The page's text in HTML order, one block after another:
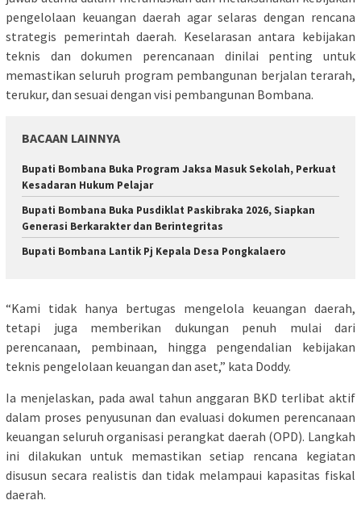
pengelolaan keuangan daerah agar selaras dengan rencana
strategis pemerintah daerah. Keselarasan antara kebijakan
teknis dan dokumen perencanaan dinilai penting untuk
memastikan seluruh program pembangunan berjalan terarah,
terukur, dan sesuai dengan visi pembangunan Bombana.
BACAAN LAINNYA
Bupati Bombana Buka Program Jaksa Masuk Sekolah, Perkuat
Kesadaran Hukum Pelajar
Bupati Bombana Buka Pusdiklat Paskibraka 2026, Siapkan
Generasi Berkarakter dan Berintegritas
Bupati Bombana Lantik Pj Kepala Desa Pongkalaero
“Kami tidak hanya bertugas mengelola keuangan daerah,
tetapi juga memberikan dukungan penuh mulai dari
perencanaan, pembinaan, hingga pengendalian kebijakan
teknis pengelolaan keuangan dan aset,” kata Doddy.
Ia menjelaskan, pada awal tahun anggaran BKD terlibat aktif
dalam proses penyusunan dan evaluasi dokumen perencanaan
keuangan seluruh organisasi perangkat daerah (OPD). Langkah
ini dilakukan untuk memastikan setiap rencana kegiatan
disusun secara realistis dan tidak melampaui kapasitas fiskal
daerah.